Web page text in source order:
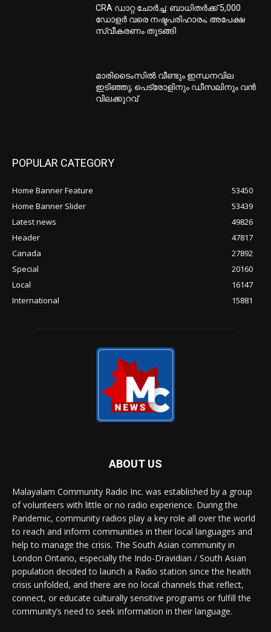
CRA ഡാറ്റ ചോർച്ച: ബാധിതർക്ക് 5,000
ഡോളർ വരെ നഷ്ടപരിഹാരം; അപേക്ഷ
സ്വീകരണം തുടങ്ങി
മാരിടൈംസിൽ വീണ്ടും ഇന്ധനവില
ഇടിഞ്ഞു; പെട്രോളിനും ഡീസലിനും വൻ
വിലക്കുറവ്
POPULAR CATEGORY
Home Banner Feature
53450
Home Banner Slider
53439
Latest news
49826
Header
47817
Canada
27892
Special
20160
Local
16147
International
15881
ABOUT US
Malayalam Community Radio Inc. was established by a group
of volunteers with little or no radio experience. During the
Pandemic, community radios play a key role all over the world
to reach and inform communities in their local languages and
help to manage the crisis. The South Asian community in
London Ontario, especially the Indo-Dravidian / South Asian
population decided to launch a Radio station since the health
crisis unfolded, and there are no local channels that reflect,
connect, or educate culturally sensitive programs or fulfill the
community’s need to seek information in their language.